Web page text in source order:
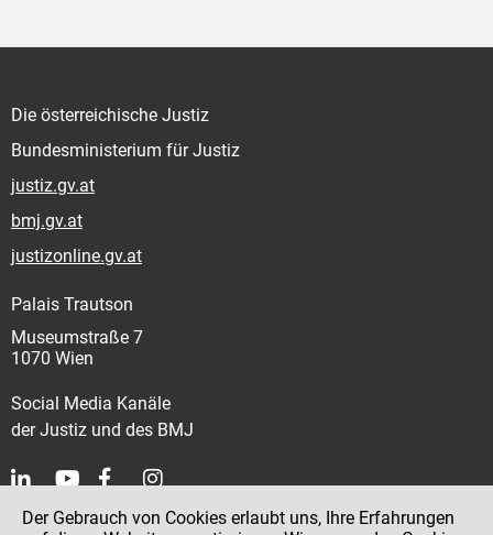
Die österreichische Justiz
Bundesministerium für Justiz
justiz.gv.at
bmj.gv.at
justizonline.gv.at
Palais Trautson
Museumstraße 7
1070 Wien
Social Media Kanäle
der Justiz und des BMJ
Kontakt
Der Gebrauch von Cookies erlaubt uns, Ihre Erfahrungen